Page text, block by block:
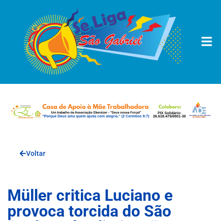
Voltar
Müller critica Luciano e
provoca torcida do São